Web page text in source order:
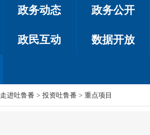
政务动态 政务公开
政民互动 数据开放
走进吐鲁番 > 投资吐鲁番 > 重点项目